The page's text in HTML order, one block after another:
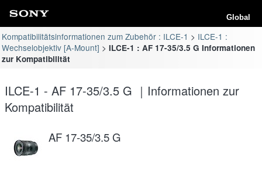
Global
Kompatibilitätsinformationen zum Zubehör : ILCE-1
ILCE-1 :
Wechselobjektiv [A-Mount]
ILCE-1 : AF 17-35/3.5 G Informationen
zur Kompatibilität
ILCE-1 - AF 17-35/3.5 G ｜Informationen zur
Kompatibilität
AF 17-35/3.5 G